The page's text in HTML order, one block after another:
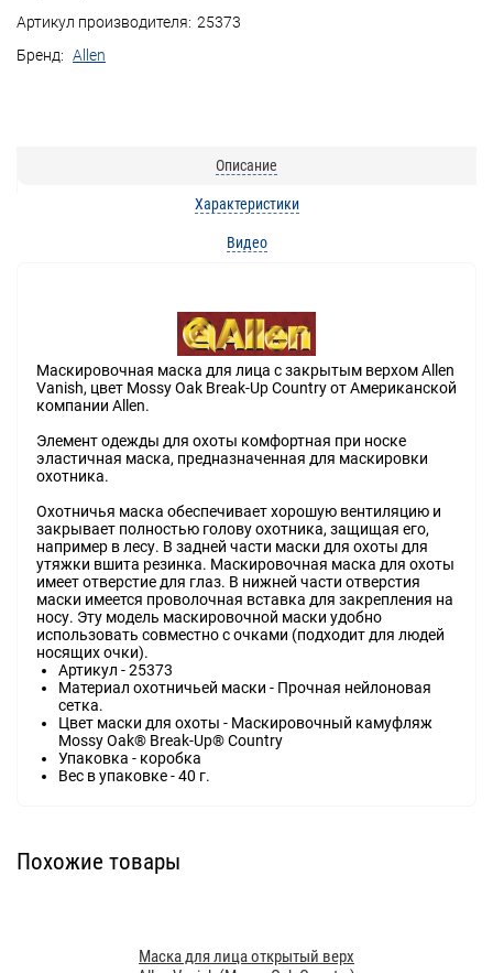
Артикул производителя: 25373
Бренд: Allen
Описание
Характеристики
Видео
Маскировочная маска для лица с закрытым верхом Allen
Vanish, цвет Mossy Oak Break-Up Country от Американской
компании Allen.
Элемент одежды для охоты комфортная при носке
эластичная маска, предназначенная для маскировки
охотника.
Охотничья маска обеспечивает хорошую вентиляцию и
закрывает полностью голову охотника, защищая его,
например в лесу. В задней части маски для охоты для
утяжки вшита резинка. Маскировочная маска для охоты
имеет отверстие для глаз. В нижней части отверстия
маски имеется проволочная вставка для закрепления на
носу. Эту модель маскировочной маски удобно
использовать совместно с очками (подходит для людей
носящих очки).
Артикул - 25373
Материал охотничьей маски - Прочная нейлоновая
сетка.
Цвет маски для охоты - Маскировочный камуфляж
Mossy Oak® Break-Up® Country
Упаковка - коробка
Вес в упаковке - 40 г.
Похожие товары
Маска для лица открытый верх